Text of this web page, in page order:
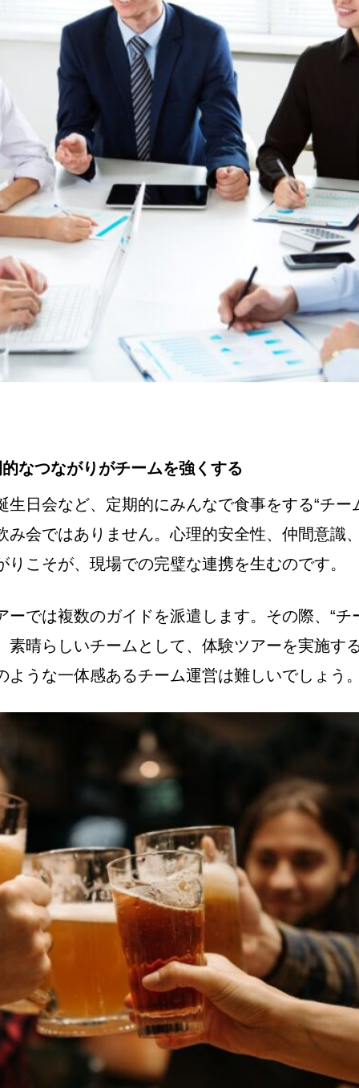
なつながりがチームを強くする
日会など、定期的にみんなで食事をする“チー
み会ではありません。心理的安全性、仲間意識
こそが、現場での完璧な連携を生むのです。
では複数のガイドを派遣します。その際、“チ
素晴らしいチームとして、体験ツアーを実施す
ような一体感あるチーム運営は難しいでしょう